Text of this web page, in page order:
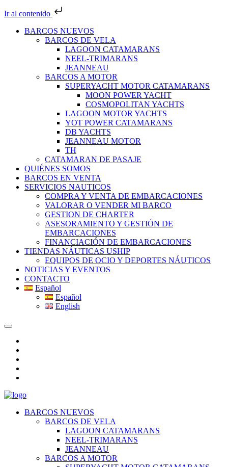
Ir al contenido
BARCOS NUEVOS
BARCOS DE VELA
LAGOON CATAMARANS
NEEL-TRIMARANS
JEANNEAU
BARCOS A MOTOR
SUPERYACHT MOTOR CATAMARANS
MOON POWER YACHT
COSMOPOLITAN YACHTS
LAGOON MOTOR YACHTS
YOT POWER CATAMARANS
DB YACHTS
JEANNEAU MOTOR
TH
CATAMARAN DE PASAJE
QUIÉNES SOMOS
BARCOS EN VENTA
SERVICIOS NAUTICOS
COMPRA Y VENTA DE EMBARCACIONES
VALORAR O VENDER MI BARCO
GESTION DE CHARTER
ASESORAMIENTO Y GESTIÓN DE
EMBARCACIONES
FINANCIACIÓN DE EMBARCACIONES
TIENDAS NÁUTICAS USHIP
EQUIPOS DE OCIO Y DEPORTES NÁUTICOS
NOTICIAS Y EVENTOS
CONTACTO
Español
Español
English
BARCOS NUEVOS
BARCOS DE VELA
LAGOON CATAMARANS
NEEL-TRIMARANS
JEANNEAU
BARCOS A MOTOR